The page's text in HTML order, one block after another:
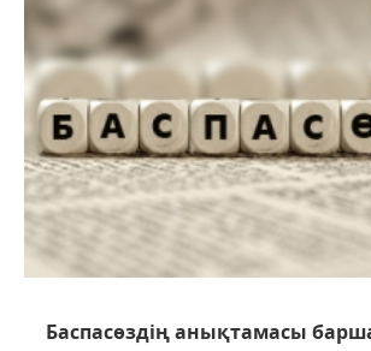
Баспасөздің анықтамасы